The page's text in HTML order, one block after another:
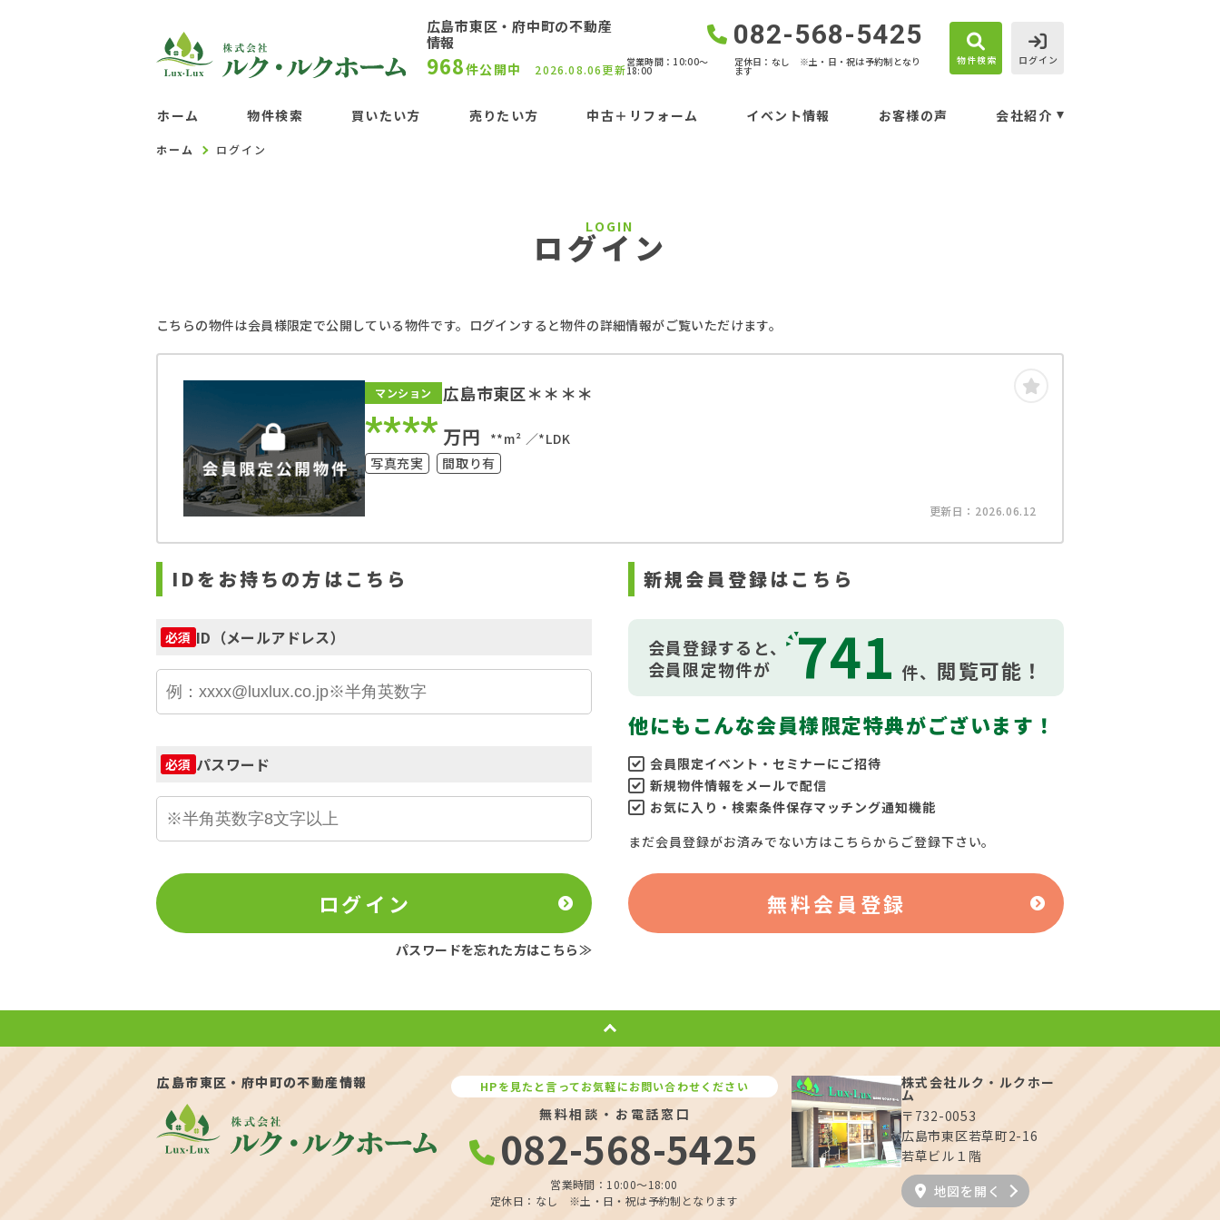
広島市東区・府中町の不動産
情報
968件公開中 2026.08.06更新
082-568-5425
営業時間：10:00〜
18:00
定休日：なし ※土・日・祝は予約制となり
ます
物件検索 ログイン
ホーム 物件検索 買いたい方 売りたい方 中古＋リフォーム イベント情報 お客様の声 会社紹介
ホーム ログイン
ログイン
LOGIN
こちらの物件は会員様限定で公開している物件です。ログインすると物件の詳細情報がご覧いただけます。
マンション 広島市東区＊＊＊＊
**** 万円 **m²
*LDK
写真充実
間取り有
更新日：2026.06.12
IDをお持ちの方はこちら
必須 ID（メールアドレス）
必須 パスワード
ログイン
パスワードを忘れた方はこちら≫
新規会員登録はこちら
会員登録すると、
会員限定物件が
741 件、 閲覧可能！
他にもこんな会員様限定特典がございます！
会員限定イベント・セミナーにご招待
新規物件情報をメールで配信
お気に入り・検索条件保存マッチング通知機能
まだ会員登録がお済みでない方はこちらからご登録下さい。
無料会員登録
広島市東区・府中町の不動産情報 HPを見たと言ってお気軽にお問い合わせください
無料相談・お電話窓口
082-568-5425
営業時間：10:00〜18:00
定休日：なし ※土・日・祝は予約制となります
株式会社ルク・ルクホー
ム
〒732-0053
広島市東区若草町2-16
若草ビル１階
地図を開く